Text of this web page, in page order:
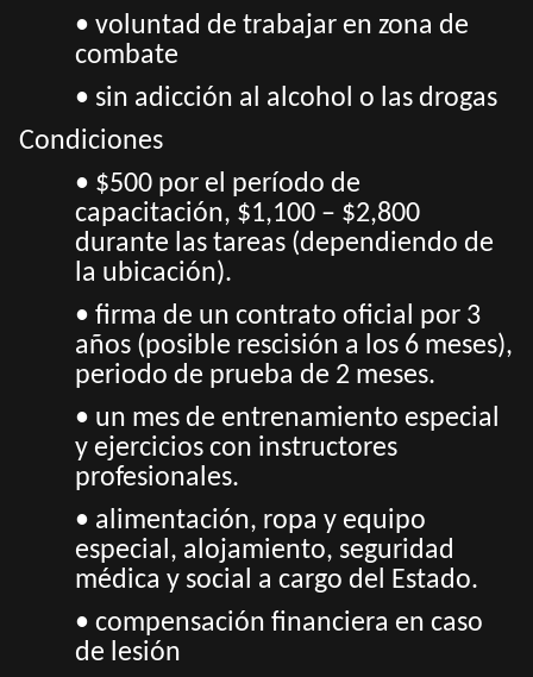
• voluntad de trabajar en zona de
combate
• sin adicción al alcohol o las drogas
Condiciones
• $500 por el período de
capacitación, $1,100 – $2,800
durante las tareas (dependiendo de
la ubicación).
• firma de un contrato oficial por 3
años (posible rescisión a los 6 meses),
periodo de prueba de 2 meses.
• un mes de entrenamiento especial
y ejercicios con instructores
profesionales.
• alimentación, ropa y equipo
especial, alojamiento, seguridad
médica y social a cargo del Estado.
• compensación financiera en caso
de lesión